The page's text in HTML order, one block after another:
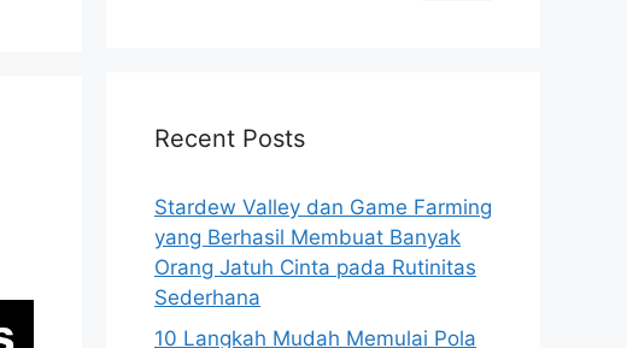
Recent Posts
Stardew Valley dan Game Farming
yang Berhasil Membuat Banyak
Orang Jatuh Cinta pada Rutinitas
Sederhana
10 Langkah Mudah Memulai Pola